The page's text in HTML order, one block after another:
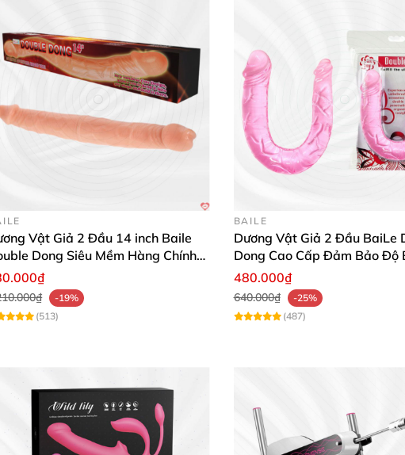
🚀
Vật Giả 2 Đầu 14 inch Baile
Dong Siêu Mềm Hàng Chính
-19%
(513)
BAILE
Dương Vật Giả 2 Đầu BaiLe
Dong Cao Cấp Đảm Bảo Độ
480.000₫
640.000₫
-25%
(487)